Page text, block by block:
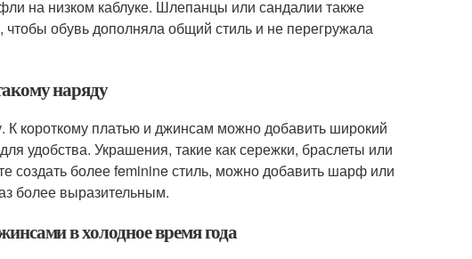
на низком каблуке. Шлепанцы или сандалии также
обувь дополняла общий стиль и не перегружала
наряду
короткому платью и джинсам можно добавить широкий
удобства. Украшения, такие как сережки, браслеты или
создать более feminine стиль, можно добавить шарф или
более выразительным.
в холодное время года